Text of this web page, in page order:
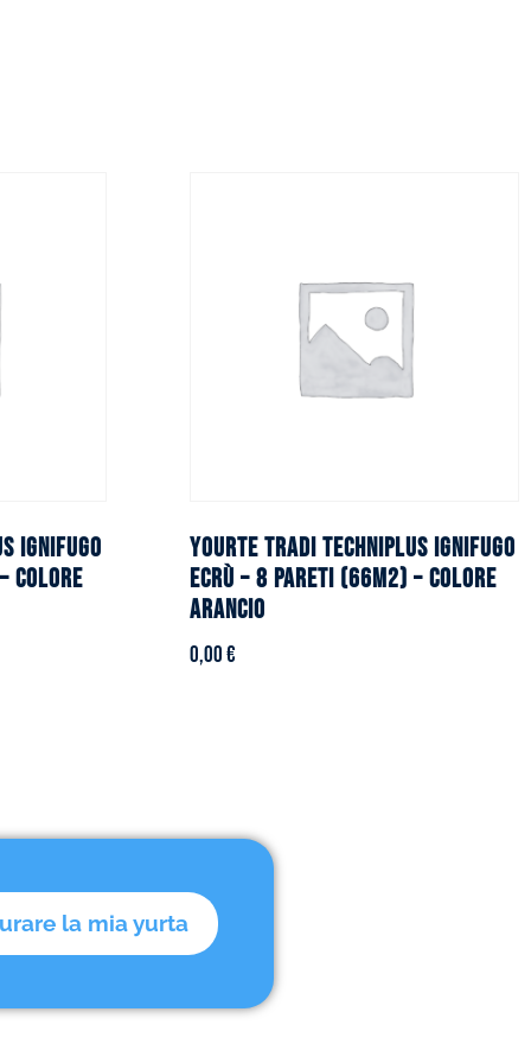
ignifugo
Colore
YOURTE TRADI TECHNIPLUS ignifugo
ecrù – 8 pareti (66m2) – Colore
arancio
0,00€
la mia yurta